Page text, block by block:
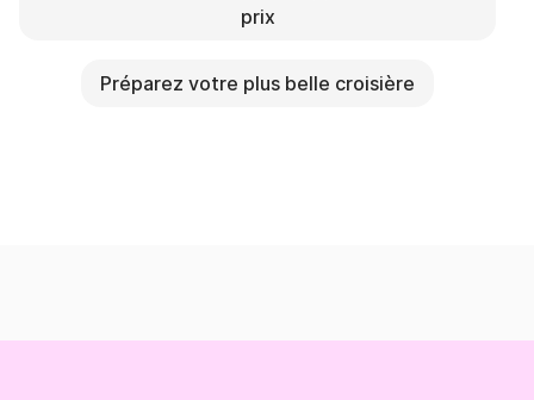
prix
Préparez votre plus belle croisière